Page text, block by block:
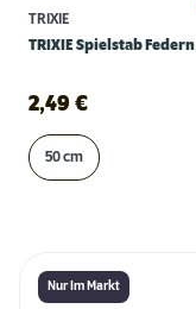
TRIXIE
TRIXIE Spielstab Federn
2,49 €
50 cm
Nur Im Markt